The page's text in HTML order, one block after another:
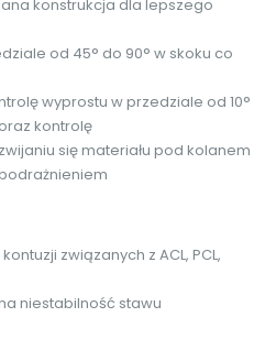
konstrukcja dla lepszego
od 45° do 90° w skoku co
wyprostu w przedziale od 10°
kontrolę
się materiału pod kolanem
związanych z ACL, PCL,
niestabilność stawu